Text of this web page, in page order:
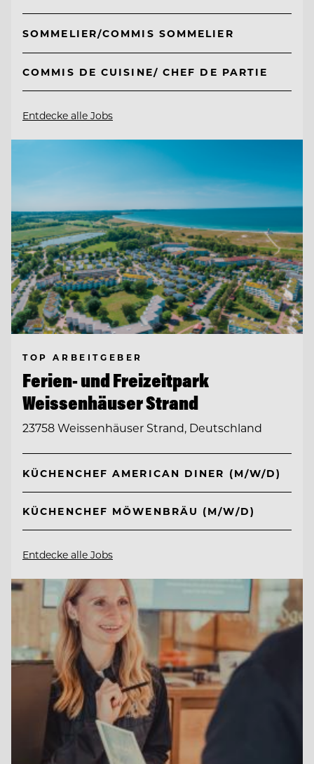
SOMMELIER/COMMIS SOMMELIER
COMMIS DE CUISINE/ CHEF DE PARTIE
Entdecke alle Jobs
TOP ARBEITGEBER
Ferien- und Freizeitpark
Weissenhäuser Strand
23758 Weissenhäuser Strand, Deutschland
KÜCHENCHEF AMERICAN DINER (M/W/D)
KÜCHENCHEF MÖWENBRÄU (M/W/D)
Entdecke alle Jobs